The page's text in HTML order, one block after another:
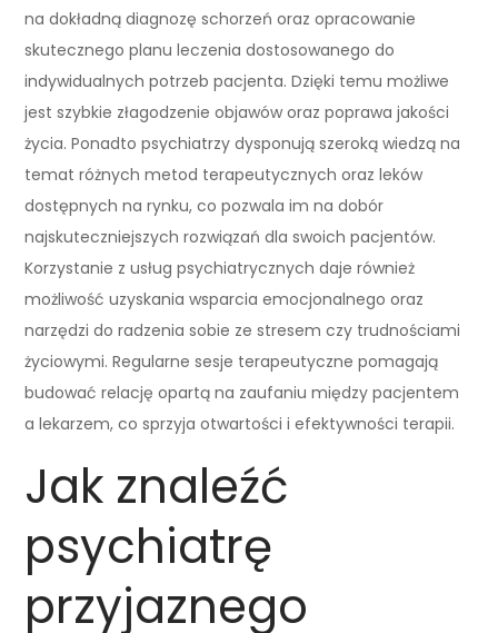
na dokładną diagnozę schorzeń oraz opracowanie
skutecznego planu leczenia dostosowanego do
indywidualnych potrzeb pacjenta. Dzięki temu możliwe
jest szybkie złagodzenie objawów oraz poprawa jakości
życia. Ponadto psychiatrzy dysponują szeroką wiedzą na
temat różnych metod terapeutycznych oraz leków
dostępnych na rynku, co pozwala im na dobór
najskuteczniejszych rozwiązań dla swoich pacjentów.
Korzystanie z usług psychiatrycznych daje również
możliwość uzyskania wsparcia emocjonalnego oraz
narzędzi do radzenia sobie ze stresem czy trudnościami
życiowymi. Regularne sesje terapeutyczne pomagają
budować relację opartą na zaufaniu między pacjentem
a lekarzem, co sprzyja otwartości i efektywności terapii.
Jak znaleźć
psychiatrę
przyjaznego